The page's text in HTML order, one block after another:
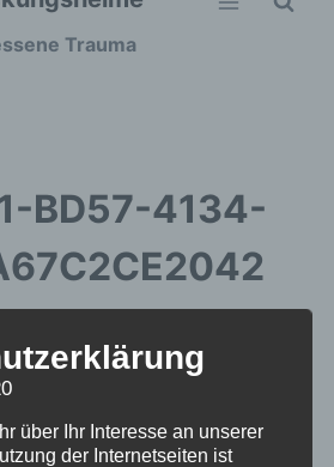
Trauma
BD57-4134-
über Ihr Interesse an unserer
der Internetseiten ist